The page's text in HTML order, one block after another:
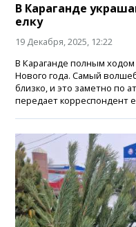
В Караганде
елку
19 Декабря, 2025, 12:22
В Караганде полным
Нового года. Самый
близко, и это заметно по
передает корреспондент